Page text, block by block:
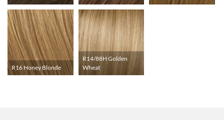
R16 Honey Blonde
R14/88H Golden
Wheat